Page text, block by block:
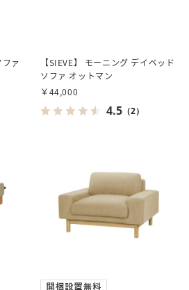
ファ
【SIEVE】 モーニング デイベッド
ソファ オットマン
￥44,000
4.5 （2）